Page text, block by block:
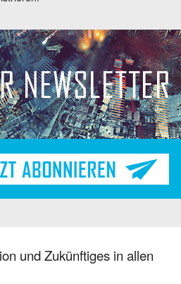
und Zukünftiges in allen